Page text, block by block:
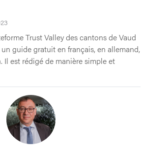
Trust Valley des cantons de Vaud
guide gratuit en français, en allemand,
Il est rédigé de manière simple et